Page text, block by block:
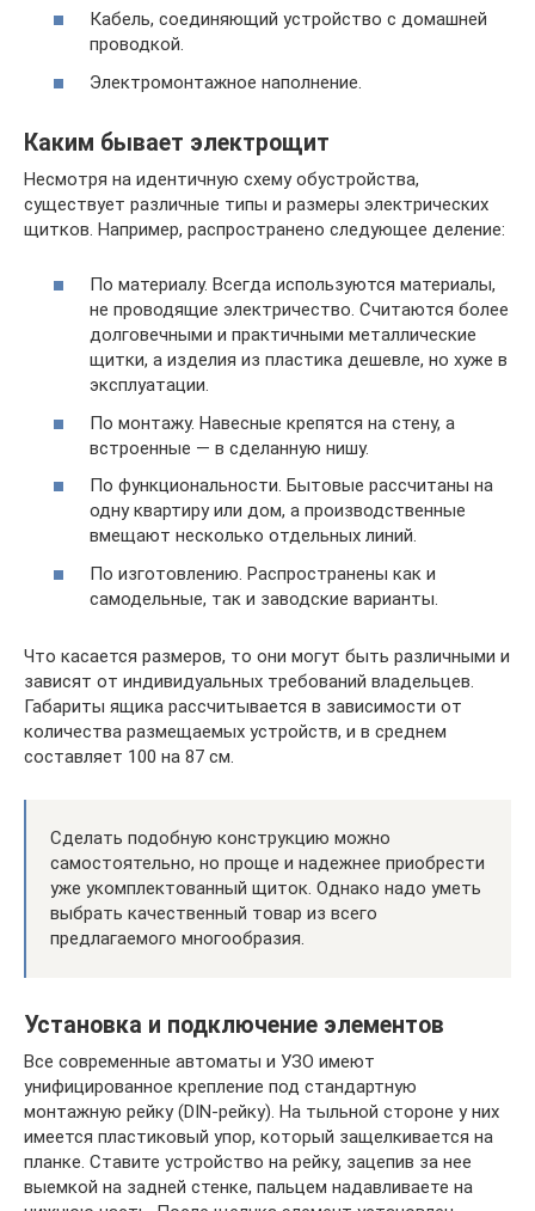
Кабель, соединяющий устройство с домашней
проводкой.
Электромонтажное наполнение.
Каким бывает электрощит
Несмотря на идентичную схему обустройства,
существует различные типы и размеры электрических
щитков. Например, распространено следующее деление:
По материалу. Всегда используются материалы,
не проводящие электричество. Считаются более
долговечными и практичными металлические
щитки, а изделия из пластика дешевле, но хуже в
эксплуатации.
По монтажу. Навесные крепятся на стену, а
встроенные — в сделанную нишу.
По функциональности. Бытовые рассчитаны на
одну квартиру или дом, а производственные
вмещают несколько отдельных линий.
По изготовлению. Распространены как и
самодельные, так и заводские варианты.
Что касается размеров, то они могут быть различными и
зависят от индивидуальных требований владельцев.
Габариты ящика рассчитывается в зависимости от
количества размещаемых устройств, и в среднем
составляет 100 на 87 см.
Сделать подобную конструкцию можно
самостоятельно, но проще и надежнее приобрести
уже укомплектованный щиток. Однако надо уметь
выбрать качественный товар из всего
предлагаемого многообразия.
Установка и подключение элементов
Все современные автоматы и УЗО имеют
унифицированное крепление под стандартную
монтажную рейку (DIN-рейку). На тыльной стороне у них
имеется пластиковый упор, который защелкивается на
планке. Ставите устройство на рейку, зацепив за нее
выемкой на задней стенке, пальцем надавливаете на